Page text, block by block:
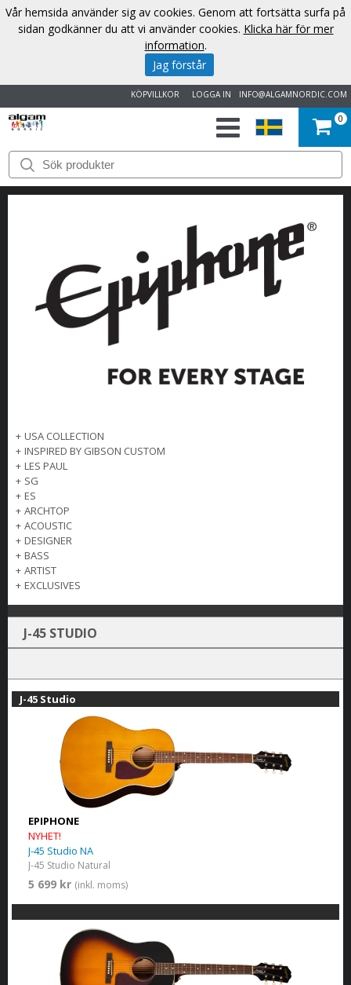
INFO@ALGAMNORDIC.COM
LOGGA IN
KÖPVILLKOR
START
VARUMÄRKEN
OM
OSS
KONTAKT
0
+ USA COLLECTION
+ INSPIRED BY GIBSON CUSTOM
+ LES PAUL
+ SG
+ ES
+ ARCHTOP
+ ACOUSTIC
+ DESIGNER
+ BASS
+ ARTIST
+ EXCLUSIVES
J-45 STUDIO
J-45 Studio
EPIPHONE
NYHET!
J-45 Studio NA
J-45 Studio Natural
5 699 kr (inkl. moms)
Vår hemsida använder sig av cookies. Genom att fortsätta surfa på
sidan godkänner du att vi använder cookies. Klicka här för mer
information.
Jag förstår